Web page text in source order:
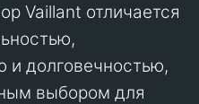
Vaillant отличается
и долговечностью,
выбором для